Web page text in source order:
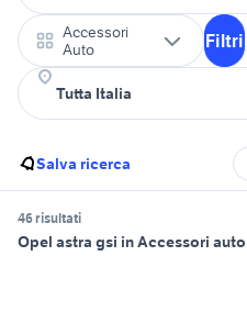
Accessori
Auto
Filtri
Salva ricerca
46 risultati
Opel astra gsi in Accessori auto